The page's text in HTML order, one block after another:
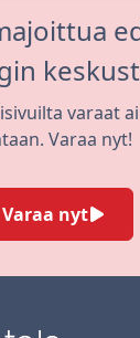
varaat
Varaa nyt!
Varaa nyt